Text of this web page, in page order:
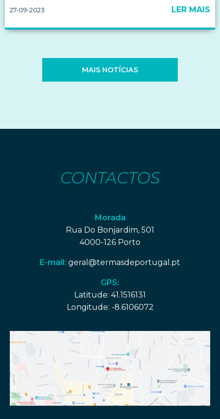
27-09-2023 LER MAIS
MAIS NOTÍCIAS
CONTACTOS
Morada
Rua Do Bonjardim, 501
4000-126 Porto
E-mail: geral@termasdeportugal.pt
GPS:
Latitude: 41.1516131
Longitude: -8.6106072